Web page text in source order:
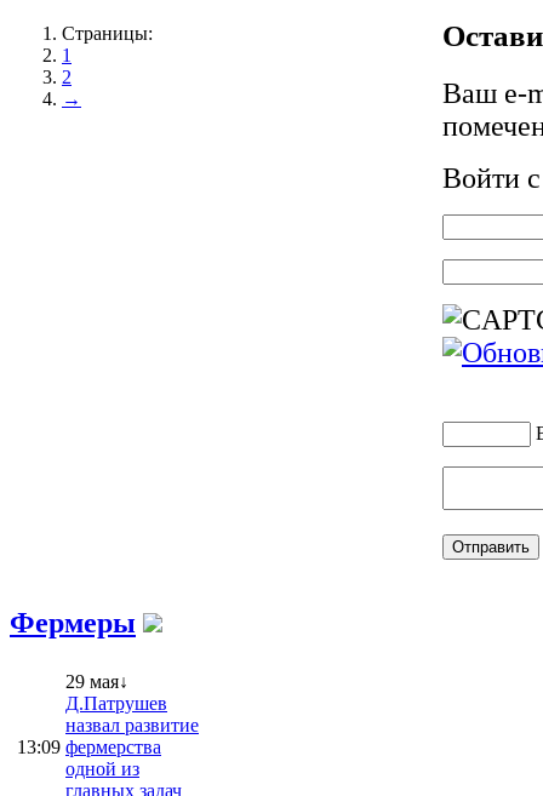
Страницы:
1
2
→
Ваш e-
Войти
Фермеры
13:09
29 мая↓
Д.Патрушев
назвал развитие
фермерства
одной из
главных задач